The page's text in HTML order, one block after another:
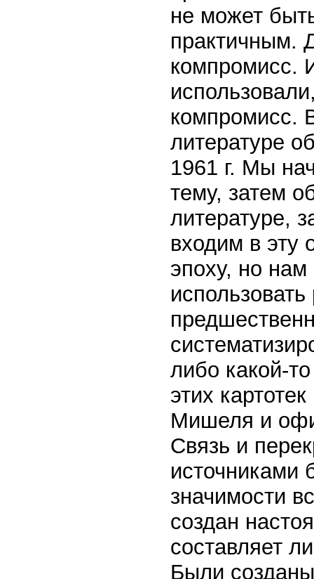
не может
практичным.
компромисс.
компромисс.
литературе
1961 г. Мы
тему, затем
литературе,
входим в эту
эпоху, но
либо какой-
этих
Мишеля и
Связь и
источниками
значимости
создан
составляет
Были